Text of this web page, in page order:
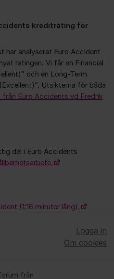
kreditrating för
har analyserat Euro Accident
ratingen. Vi får en Financial
och en Long-Term
Utsikterna för båda
från Euro Accidents vd Fredrik
del i Euro Accidents
(1:16 minuter lång).
från
Logga in
Om cookies